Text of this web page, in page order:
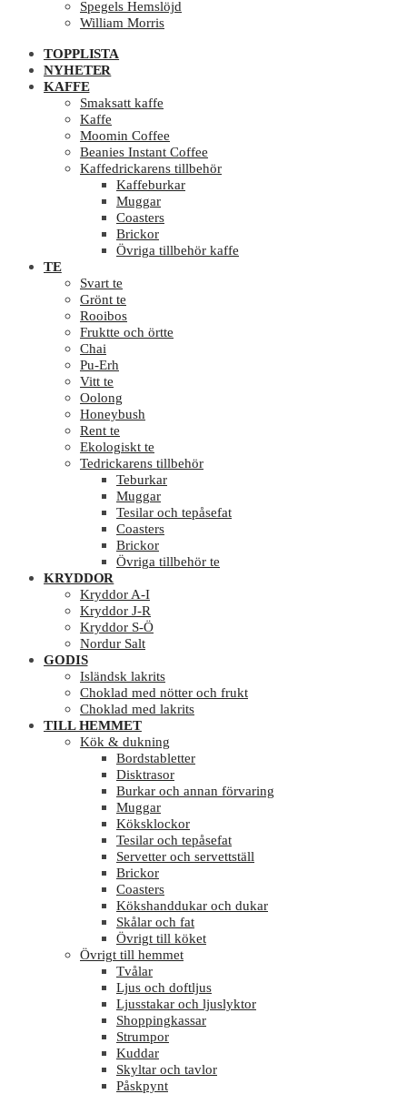
Spegels Hemslöjd
William Morris
TOPPLISTA
NYHETER
KAFFE
Smaksatt kaffe
Kaffe
Moomin Coffee
Beanies Instant Coffee
Kaffedrickarens tillbehör
Kaffeburkar
Muggar
Coasters
Brickor
Övriga tillbehör kaffe
TE
Svart te
Grönt te
Rooibos
Fruktte och örtte
Chai
Pu-Erh
Vitt te
Oolong
Honeybush
Rent te
Ekologiskt te
Tedrickarens tillbehör
Teburkar
Muggar
Tesilar och tepåsefat
Coasters
Brickor
Övriga tillbehör te
KRYDDOR
Kryddor A-I
Kryddor J-R
Kryddor S-Ö
Nordur Salt
GODIS
Isländsk lakrits
Choklad med nötter och frukt
Choklad med lakrits
TILL HEMMET
Kök & dukning
Bordstabletter
Disktrasor
Burkar och annan förvaring
Muggar
Köksklockor
Tesilar och tepåsefat
Servetter och servettställ
Brickor
Coasters
Kökshanddukar och dukar
Skålar och fat
Övrigt till köket
Övrigt till hemmet
Tvålar
Ljus och doftljus
Ljusstakar och ljuslyktor
Shoppingkassar
Strumpor
Kuddar
Skyltar och tavlor
Påskpynt